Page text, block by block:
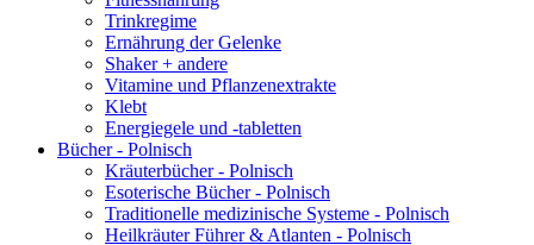
Trinkregime
Ernährung der Gelenke
Shaker + andere
Vitamine und Pflanzenextrakte
Klebt
Energiegele und -tabletten
Bücher - Polnisch
Kräuterbücher - Polnisch
Esoterische Bücher - Polnisch
Traditionelle medizinische Systeme - Polnisch
Heilkräuter Führer & Atlanten - Polnisch